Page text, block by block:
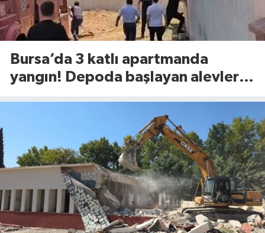
Bursa’da 3 katlı apartmanda
yangın! Depoda başlayan alevler